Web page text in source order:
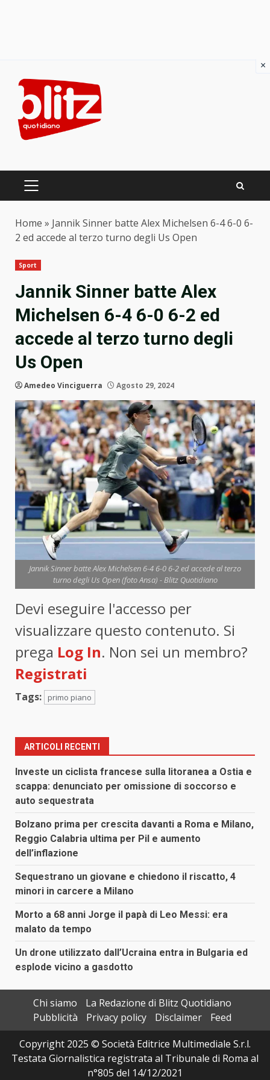
content
PRIMARY
Home » Jannik Sinner batte Alex Michelsen 6-4 6-0 6-
2 ed accede al terzo turno degli Us Open
Sport
Jannik Sinner batte Alex
Michelsen 6-4 6-0 6-2 ed
accede al terzo turno degli
Us Open
Amedeo Vinciguerra Agosto 29, 2024
Jannik Sinner batte Alex Michelsen 6-4 6-0 6-2 ed accede al terzo
turno degli Us Open (foto Ansa) - Blitz Quotidiano
Devi eseguire l'accesso per
visualizzare questo contenuto. Si
prega Log In. Non sei un membro?
Registrati
Tags: primo piano
ARTICOLI RECENTI
Investe un ciclista francese sulla litoranea a Ostia e
scappa: denunciato per omissione di soccorso e
auto sequestrata
Bolzano prima per crescita davanti a Roma e Milano,
Reggio Calabria ultima per Pil e aumento
dell’inflazione
Sequestrano un giovane e chiedono il riscatto, 4
minori in carcere a Milano
Morto a 68 anni Jorge il papà di Leo Messi: era
malato da tempo
Un drone utilizzato dall’Ucraina entra in Bulgaria ed
esplode vicino a gasdotto
Chi siamo
La Redazione di Blitz Quotidiano
Pubblicità
Privacy policy Disclaimer
Feed
Copyright 2025 © Società Editrice Multimediale S.r.l.
Testata Giornalistica registrata al Tribunale di Roma al
n°805 del 14/12/2021
×